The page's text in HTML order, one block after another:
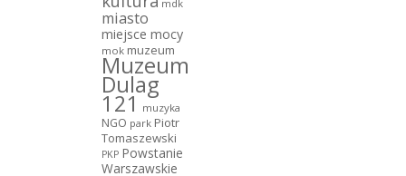
mdk
miasto
miejsce mocy
mok muzeum
Muzeum
Dulag
121 muzyka
NGO park Piotr
Tomaszewski
PKP Powstanie
Warszawskie